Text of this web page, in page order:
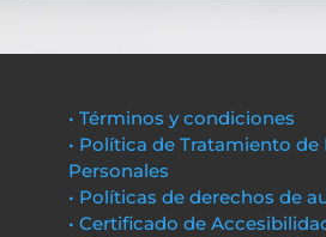
• Términos y condiciones
• Política de Tratamiento de
Personales
• Políticas de derechos de
• Certificado de